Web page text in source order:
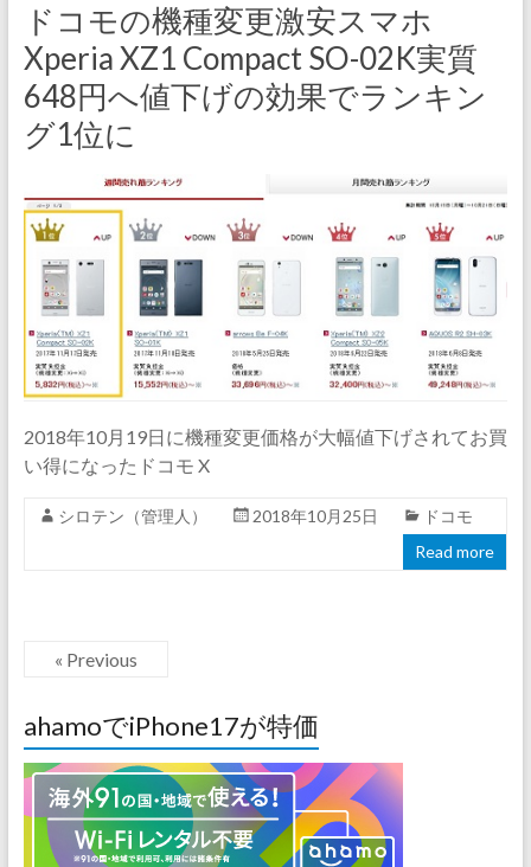
ドコモの機種変更激安スマホ
Xperia XZ1 Compact SO-02K実質
648円へ値下げの効果でランキン
グ1位に
2018年10月19日に機種変更価格が大幅値下げされてお買
い得になったドコモ X
シロテン（管理人） 2018年10月25日
ドコモ
Read more
« Previous
ahamoでiPhone17が特価